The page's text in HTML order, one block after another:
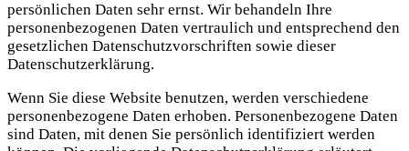
persönlichen Daten sehr ernst. Wir behandeln Ihre
personenbezogenen Daten vertraulich und entsprechend den
gesetzlichen Datenschutzvorschriften sowie dieser
Datenschutzerklärung.
Wenn Sie diese Website benutzen, werden verschiedene
personenbezogene Daten erhoben. Personenbezogene Daten
sind Daten, mit denen Sie persönlich identifiziert werden